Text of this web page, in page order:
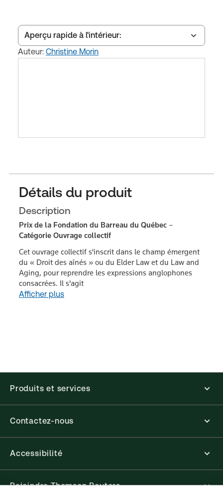
Aperçu rapide à l'intérieur:
Auteur: Christine Morin
Détails du produit
Description
Prix de la Fondation du Barreau du Québec –
Catégorie Ouvrage collectif
Cet ouvrage collectif s'inscrit dans le champ émergent
du « Droit des aînés » ou du Elder Law et du Law and
Aging, pour reprendre les expressions anglophones
consacrées. Il s'agit
Afficher plus
Produits et services
Contactez-nous
Accessibilité